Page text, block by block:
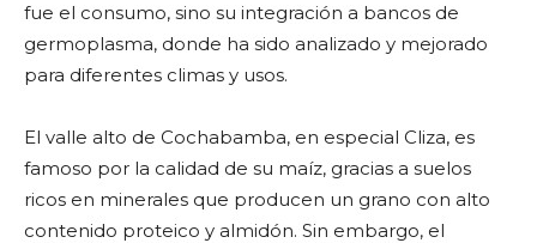
fue el consumo, sino su integración a bancos de
germoplasma, donde ha sido analizado y mejorado
para diferentes climas y usos.
El valle alto de Cochabamba, en especial Cliza, es
famoso por la calidad de su maíz, gracias a suelos
ricos en minerales que producen un grano con alto
contenido proteico y almidón. Sin embargo, el